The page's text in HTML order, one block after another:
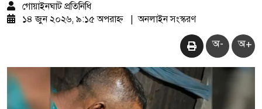
গোয়াইনঘাট প্রতিনিধি
১৪ জুন ২০২৬, ৯:১৫ অপরাহ্ন
অনলাইন সংস্করণ
অ- অ+